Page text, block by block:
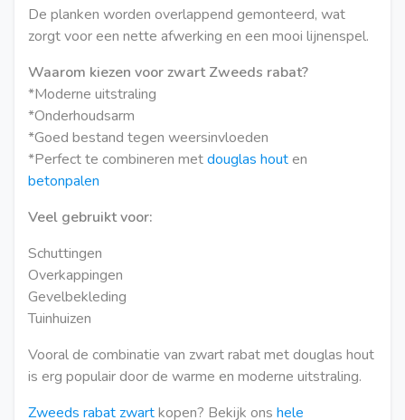
De planken worden overlappend gemonteerd, wat
zorgt voor een nette afwerking en een mooi lijnenspel.
Waarom kiezen voor zwart Zweeds rabat?
*Moderne uitstraling
*Onderhoudsarm
*Goed bestand tegen weersinvloeden
*Perfect te combineren metdouglas houten
betonpalen
Veel gebruikt voor:
Schuttingen
Overkappingen
Gevelbekleding
Tuinhuizen
Vooral de combinatie van zwart rabat met douglas hout
is erg populair door de warme en moderne uitstraling.
Zweeds rabat zwartkopen? Bekijk ons hele